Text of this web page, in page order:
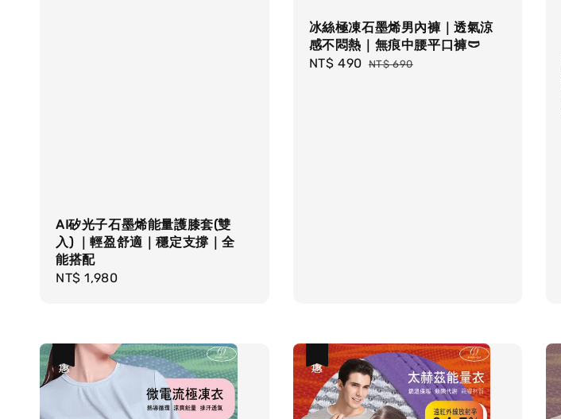
AI矽光子石墨烯能量護膝套(雙
入) ｜輕盈舒適｜穩定支撐｜全
能搭配
Regular
NT$ 1,980
冰絲極凍石墨烯男內褲｜透氣涼
感不悶熱｜無痕中腰平口褲🩲
Sale
NT$ 490 Regular
NT$ 690